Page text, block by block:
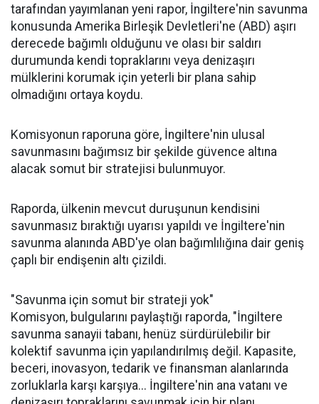
tarafından yayımlanan yeni rapor, İngiltere'nin savunma
konusunda Amerika Birleşik Devletleri'ne (ABD) aşırı
derecede bağımlı olduğunu ve olası bir saldırı
durumunda kendi topraklarını veya denizaşırı
mülklerini korumak için yeterli bir plana sahip
olmadığını ortaya koydu.
Komisyonun raporuna göre, İngiltere'nin ulusal
savunmasını bağımsız bir şekilde güvence altına
alacak somut bir stratejisi bulunmuyor.
Raporda, ülkenin mevcut duruşunun kendisini
savunmasız bıraktığı uyarısı yapıldı ve İngiltere'nin
savunma alanında ABD'ye olan bağımlılığına dair geniş
çaplı bir endişenin altı çizildi.
"Savunma için somut bir strateji yok"
Komisyon, bulgularını paylaştığı raporda, "İngiltere
savunma sanayii tabanı, henüz sürdürülebilir bir
kolektif savunma için yapılandırılmış değil. Kapasite,
beceri, inovasyon, tedarik ve finansman alanlarında
zorluklarla karşı karşıya... İngiltere'nin ana vatanı ve